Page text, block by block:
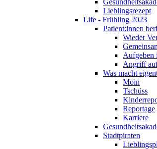
Lieblingsrezept
Life - Frühling 2023
Patient:innen
Wieder
Aufgeben
Angriff
Was macht
Moin
Tschüss
Reportage
Karriere
Stadtpiraten